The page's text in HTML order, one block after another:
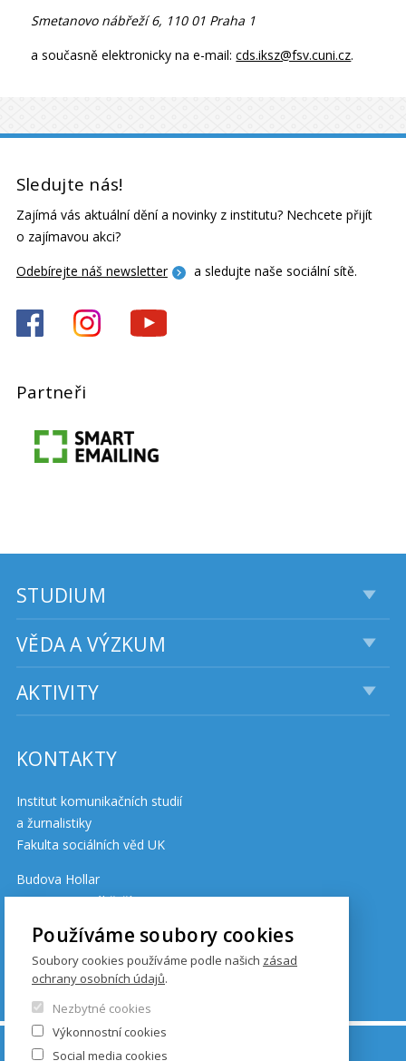
Smetanovo nábřeží 6, 110 01 Praha 1
a současně elektronicky na e-mail:cds.iksz@fsv.cuni.cz.
Sledujte nás!
Zajímá vás aktuální dění a novinky z institutu? Nechcete přijít
o zajímavou akci?
Odebírejte náš newsletter
a sledujte naše sociální sítě.
Partneři
STUDIUM
VĚDA A VÝZKUM
AKTIVITY
KONTAKTY
Institut komunikačních studií
a žurnalistiky
Fakulta sociálních věd UK
Budova Hollar
Smetanovo nábřeží 6
110 01 Praha 1
© FSV UK 2026, photo: UK ,
Používáme soubory cookies
Soubory cookies používáme podle našich zásad
ochrany osobních údajů.
Nezbytné cookies
Výkonnostní cookies
Social media cookies